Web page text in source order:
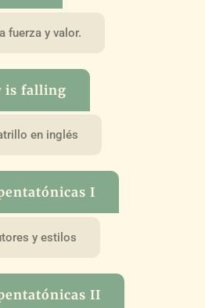
fuerza y valor.
is falling
en inglés
I
y estilos
II